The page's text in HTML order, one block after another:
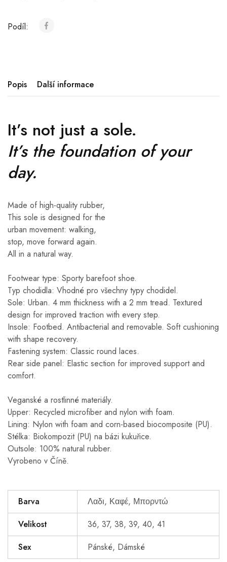
Podíl:
Popis Další informace
It’s not just a sole.
It’s the foundation of your
day.
Made of high-quality rubber,
This sole is designed for the
urban movement: walking,
stop, move forward again.
All in a natural way.
Footwear type: Sporty barefoot shoe.
Typ chodidla: Vhodné pro všechny typy chodidel.
Sole: Urban. 4 mm thickness with a 2 mm tread. Textured
design for improved traction with every step.
Insole: Footbed. Antibacterial and removable. Soft cushioning
with shape recovery.
Fastening system: Classic round laces.
Rear side panel: Elastic section for improved support and
comfort.
Veganské a rostlinné materiály.
Upper: Recycled microfiber and nylon with foam.
Lining: Nylon with foam and corn-based biocomposite (PU).
Stélka: Biokompozit (PU) na bázi kukuřice.
Outsole: 100% natural rubber.
Vyrobeno v Číně.
Barva
Λαδι, Καφέ, Μπορντώ
Velikost
36, 37, 38, 39, 40, 41
Sex
Pánské, Dámské